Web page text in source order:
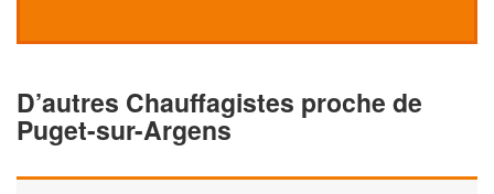
D’autres Chauffagistes proche de
Puget-sur-Argens